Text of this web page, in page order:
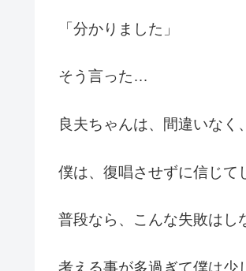
「分かりました」
そう言った…
良夫ちゃんは、間違いな
僕は、復唱させずに信じ
普段なら、こんな失敗はし
考える事が多過ぎて僕は少